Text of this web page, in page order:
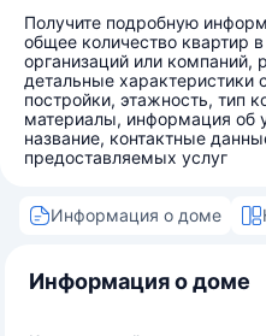
Получите подробную
общее количество квартир
организаций или
детальные характеристики
постройки, этажность, тип
материалы, информация об
название, контактные
предоставляемых услуг
Информация о доме
Информация о доме